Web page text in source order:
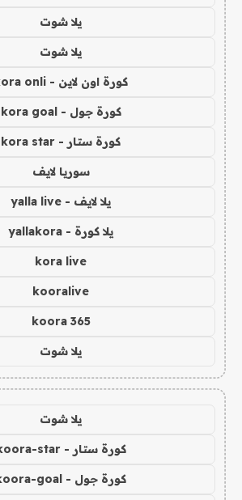
يلا شوت
يلا شوت
كورة اون لاين - kora onli
كورة جول - kora goal
كورة ستار - kora star
سوريا لايف
يلا لايف - yalla live
يلا كورة - yallakora
kora live
kooralive
koora 365
يلا شوت
يلا شوت
كورة ستار - koora-star
كورة جول - koora-goal